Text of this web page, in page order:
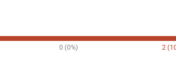
0 (0%) 2